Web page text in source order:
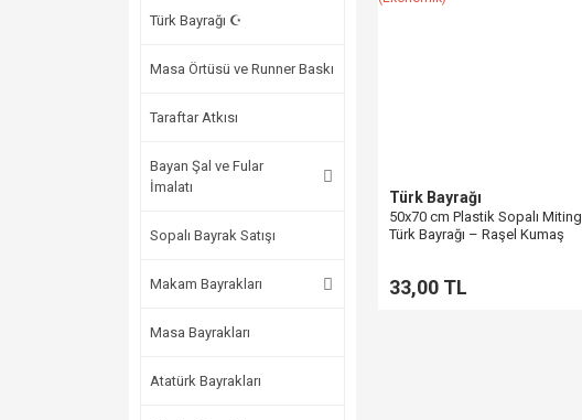
Türk Bayrağı ☪
Masa Örtüsü ve Runner Baskı
Taraftar Atkısı
Bayan Şal ve Fular
İmalatı
Sopalı Bayrak Satışı
Makam Bayrakları
Masa Bayrakları
Atatürk Bayrakları
Türk Bayrağı
50x70 cm Plastik Sopalı Miting
Türk Bayrağı – Raşel Kumaş
33,00 TL